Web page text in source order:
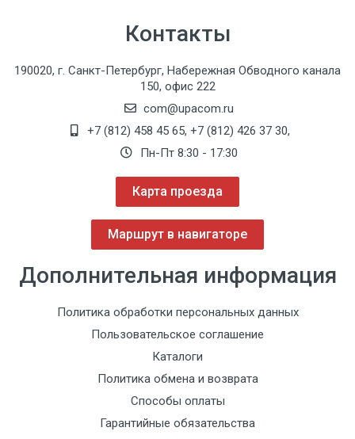
Контакты
190020, г. Санкт-Петербург, Набережная Обводного канала
150, офис 222
com@upacom.ru
+7 (812) 458 45 65, +7 (812) 426 37 30,
Пн-Пт 8:30 - 17:30
Карта проезда
Маршрут в навигаторе
Дополнительная информация
Политика обработки персональных данных
Пользовательское соглашение
Каталоги
Политика обмена и возврата
Способы оплаты
Гарантийные обязательства